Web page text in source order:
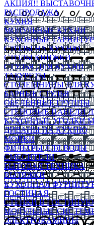
АКЦИЯ!!
РАСПРОДАЖА
КУХНЯ
МОДУЛЬНЫЕ КУХНИ
КУХОННЫЕ
СТОЛЫ НА КУХНЮ
СТОЛЫ КНИЖКИ
СТУЛЬЯ ДЛЯ КУХНИ
ТАБУРЕТЫ
СТОЛЕШНИЦЫ ДЛЯ
БАРНЫЕ СТУЛЬЯ
ОБЕДЕННЫЕ ГРУППЫ
СТЕНОВЫЕ ПАНЕЛИ
КУХОННЫЕ УГОЛКИ
ДИВАНЫ НА КУХНЮ
МОЙКИ
ФИЛЬТРЫ ДЛЯ ВОДЫ
СМЕСИТЕЛИ
БЫТОВАЯ ТЕХНИКА
ВЫТЯЖКИ
КУХОННАЯ
ГОСТИНАЯ
СТЕНКИ В ГОСТИНУЮ
МОДУЛЬНЫЕ
ЭЛЕКТРОКАМИНЫ